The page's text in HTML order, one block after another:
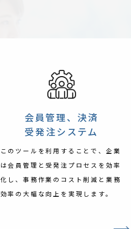
会員管理、決済
受発注システム
このツールを利用することで、企業
は会員管理と受発注プロセスを効率
化し、事務作業のコスト削減と業務
効率の大幅な向上を実現します。